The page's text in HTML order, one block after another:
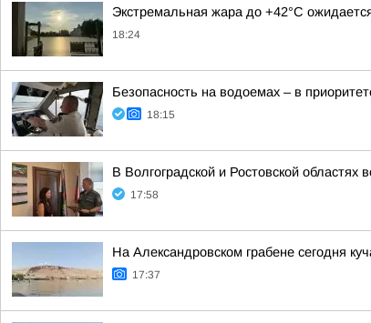
Экстремальная жара до +42°C
18:24
Безопасность на водоемах – в
18:15
В Волгоградской и Ростовской
17:58
На Александровском грабене сегодня
17:37